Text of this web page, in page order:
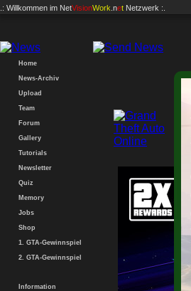
.: Willkommen im NetVisionWork .net Netzwerk :.
Home
News-Archiv
Upload
Team
Forum
Gallery
Tutorials
Newsletter
Quiz
Memory
Jobs
Shop
1. GTA-Gewinnspiel
2. GTA-Gewinnspiel
Information